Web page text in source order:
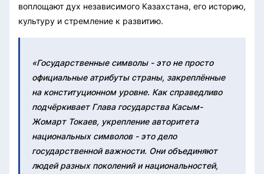
воплощают дух независимого Казахстана, его историю,
культуру и стремление к развитию.
«Государственные символы - это не просто
официальные атрибуты страны, закреплённые
на конституционном уровне. Как справедливо
подчёркивает Глава государства Касым-
Жомарт Токаев, укрепление авторитета
национальных символов - это дело
государственной важности. Они объединяют
людей разных поколений и национальностей,